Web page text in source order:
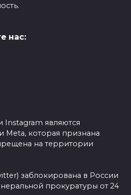
нас:
Instagram являются
Meta, которая признана
на территории
заблокирована в России
прокуратуры от 24